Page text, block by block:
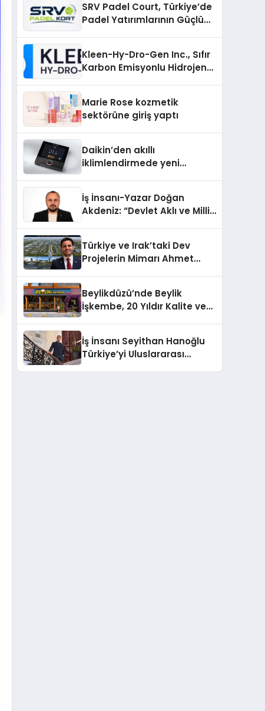
SRV Padel Court, Türkiye’de
Padel Yatırımlarının Güçlü
Kleen-Hy-Dro-Gen Inc., Sıfır
Karbon Emisyonlu Hidrojen
Aldı
Marie Rose kozmetik
sektörüne giriş yaptı
Daikin’den akıllı
iklimlendirmede yeni
İş İnsanı-Yazar Doğan
Akdeniz: “Devlet Aklı ve Milli
Türkiye ve Irak’taki Dev
Projelerin Mimarı Ahmet
Holding Industrial City”
Projesini Hayata Geçirecek
Beylikdüzü’nde Beylik
İşkembe, 20 Yıldır Kalite ve
İş İnsanı Seyithan Hanoğlu
Türkiye’yi Uluslararası